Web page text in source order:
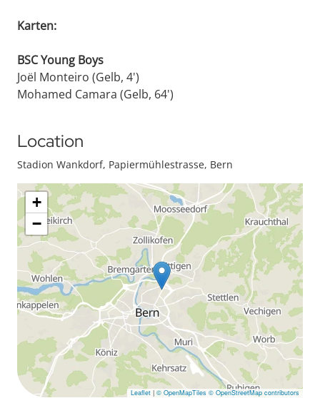
Karten:
BSC Young Boys
Joël Monteiro (Gelb, 4')
Mohamed Camara (Gelb, 64')
Location
Stadion Wankdorf, Papiermühlestrasse, Bern
+
−
Leaflet | © OpenMapTiles © OpenStreetMap contributors